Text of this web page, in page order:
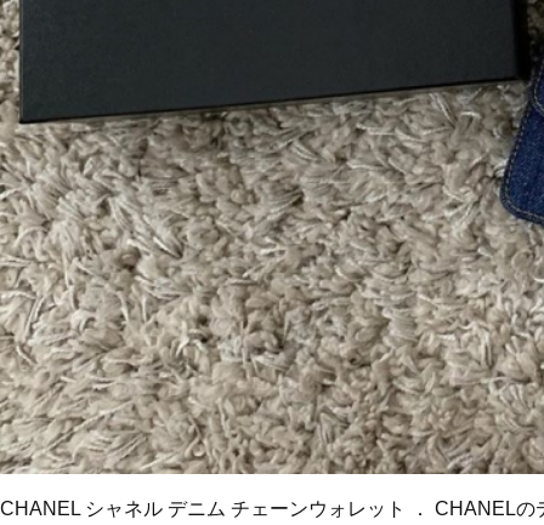
CHANEL シャネル デニム チェーンウォレット ． CHANEL